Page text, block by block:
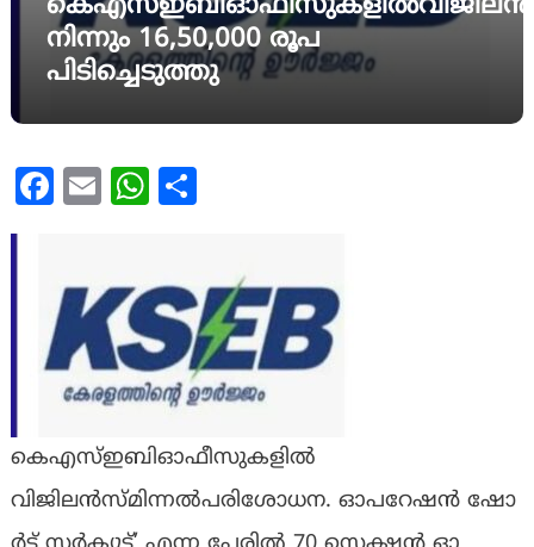
നിന്നും 16,50,000 രൂപ
പിടിച്ചെടുത്തു
Facebook
Email WhatsApp
കെഎസ്ഇബിഓഫീസുകളിൽ
വിജിലൻസ്മിന്നൽപരിശോധന. ഓ​പ​റേ​ഷ​ൻ ഷോ​